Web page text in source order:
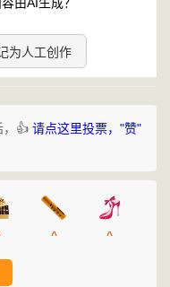
为人工创作
，👍 请点这里投票，"赞"
^ ^